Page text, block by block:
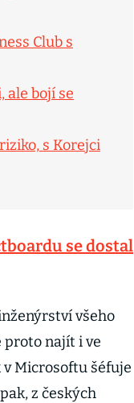
Club s
ale bojí se
s Korejci
se dostal
všeho
proto najít i ve
Microsoftu šéfuje
z českých